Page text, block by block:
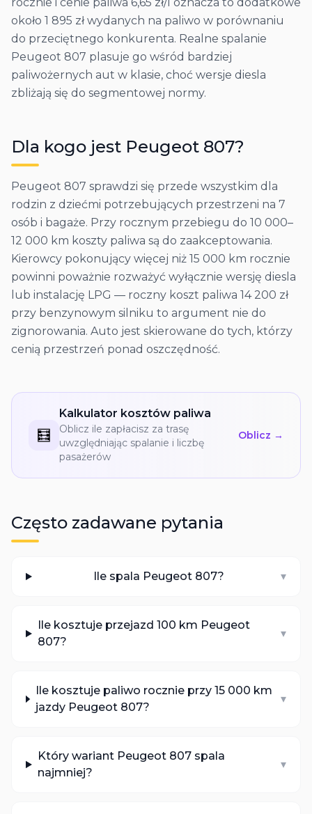
około 1 895 zł wydanych na paliwo w porównaniu
do przeciętnego konkurenta. Realne spalanie
Peugeot 807 plasuje go wśród bardziej
paliwożernych aut w klasie, choć wersje diesla
zbliżają się do segmentowej normy.
Dla kogo jest Peugeot 807?
Peugeot 807 sprawdzi się przede wszystkim dla
rodzin z dziećmi potrzebujących przestrzeni na 7
osób i bagaże. Przy rocznym przebiegu do 10 000–
12 000 km koszty paliwa są do zaakceptowania.
Kierowcy pokonujący więcej niż 15 000 km rocznie
powinni poważnie rozważyć wyłącznie wersję diesla
lub instalację LPG — roczny koszt paliwa 14 200 zł
przy benzynowym silniku to argument nie do
zignorowania. Auto jest skierowane do tych, którzy
cenią przestrzeń ponad oszczędność.
🧮
Kalkulator kosztów paliwa
Oblicz ile zapłacisz za trasę
uwzględniając spalanie i liczbę
pasażerów
Oblicz →
Często zadawane pytania
Ile spala Peugeot 807? ▾
Ile kosztuje przejazd 100 km Peugeot
807?
▾
Ile kosztuje paliwo rocznie przy 15 000 km
jazdy Peugeot 807?
▾
Który wariant Peugeot 807 spala
najmniej?
▾